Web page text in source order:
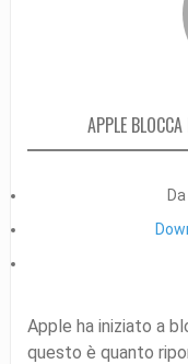
APPLE
Apple ha iniziato a
questo è quanto